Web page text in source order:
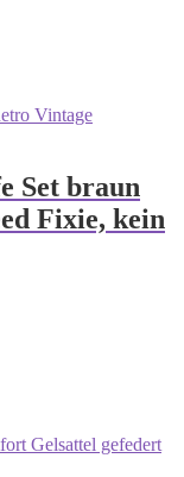
Set braun
Fixie, kein